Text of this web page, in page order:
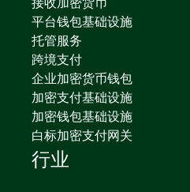
平台钱包基础设施
托管服务
跨境支付
企业加密货币钱包
加密支付基础设施
加密钱包基础设施
白标加密支付网关
行业